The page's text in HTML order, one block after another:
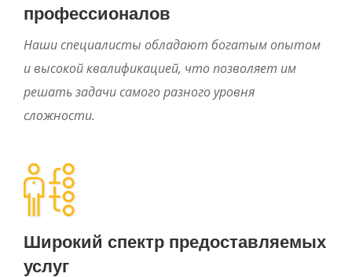
профессионалов
Наши специалисты обладают богатым опытом
и высокой квалификацией, что позволяет им
решать задачи самого разного уровня
сложности.
Широкий спектр предоставляемых
услуг